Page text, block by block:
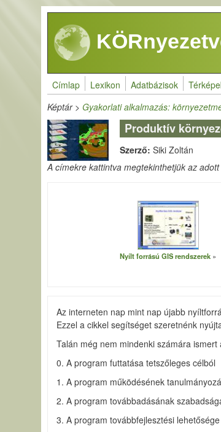
Ugrás a tartalomra
Címlap Lexikon Adatbázisok
Képtár>Gyakorlati alkalmazás:
Produktív
Szerző:Siki Zoltán
A címekre kattintva megtekinthetjük az
Nyílt forrású GIS rendszerek
Az interneten nap mint nap újabb
Ezzel a cikkel segítséget szeretnénk
Talán még nem mindenki számára
0. A program futtatása tetszőleges célból
1. A program működésének
2. A program továbbadásának
3. A program továbbfejlesztési